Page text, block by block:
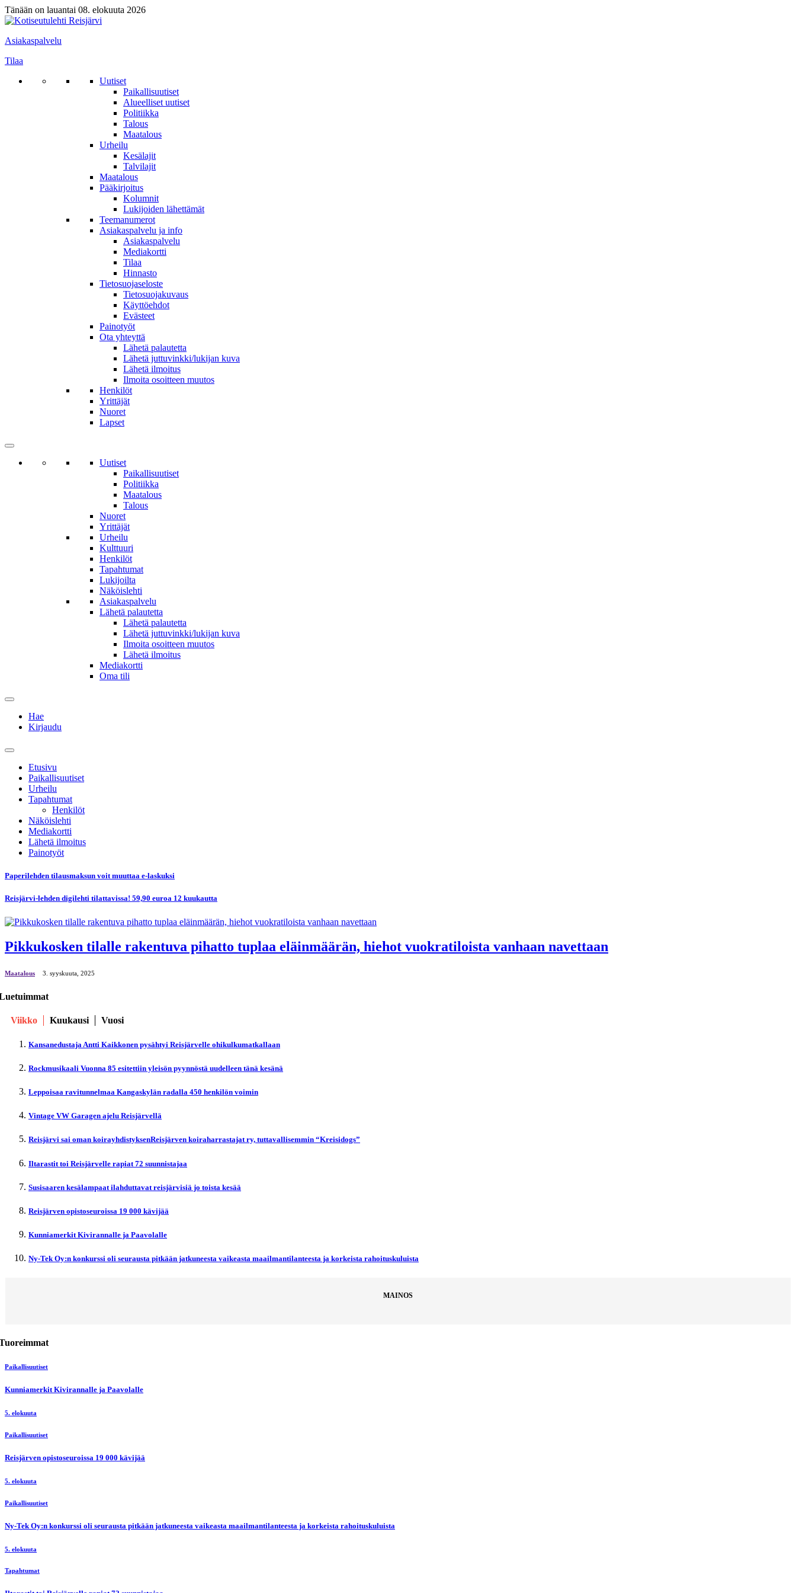
Tänään on lauantai 08. elokuuta 2026
Asiakaspalvelu
Tilaa
Uutiset
Paikallisuutiset
Alueelliset uutiset
Politiikka
Talous
Maatalous
Urheilu
Kesälajit
Talvilajit
Maatalous
Pääkirjoitus
Kolumnit
Lukijoiden lähettämät
Teemanumerot
Asiakaspalvelu ja info
Asiakaspalvelu
Mediakortti
Tilaa
Hinnasto
Tietosuojaseloste
Tietosuojakuvaus
Käyttöehdot
Evästeet
Painotyöt
Ota yhteyttä
Lähetä palautetta
Lähetä juttuvinkki/lukijan kuva
Lähetä ilmoitus
Ilmoita osoitteen muutos
Henkilöt
Yrittäjät
Nuoret
Lapset
Uutiset
Paikallisuutiset
Politiikka
Maatalous
Talous
Nuoret
Yrittäjät
Urheilu
Kulttuuri
Henkilöt
Tapahtumat
Lukijoilta
Näköislehti
Asiakaspalvelu
Lähetä palautetta
Lähetä palautetta
Lähetä juttuvinkki/lukijan kuva
Ilmoita osoitteen muutos
Lähetä ilmoitus
Mediakortti
Oma tili
Hae
Kirjaudu
Etusivu
Paikallisuutiset
Urheilu
Tapahtumat
Henkilöt
Näköislehti
Mediakortti
Lähetä ilmoitus
Painotyöt
Paperilehden tilausmaksun voit muuttaa e-laskuksi
Reisjärvi-lehden digilehti tilattavissa! 59,90 euroa 12 kuukautta
Pikkukosken tilalle rakentuva pihatto tuplaa eläinmäärän, hiehot vuokratiloista vanhaan navettaan
Maatalous 3. syyskuuta, 2025
Viikko Kuukausi Vuosi
Kansanedustaja Antti Kaikkonen pysähtyi Reisjärvelle ohikulkumatkallaan
Rockmusikaali Vuonna 85 esitettiin yleisön pyynnöstä uudelleen tänä kesänä
Leppoisaa ravitunnelmaa Kangaskylän radalla 450 henkilön voimin
Vintage VW Garagen ajelu Reisjärvellä
Reisjärvi sai oman koirayhdistyksenReisjärven koiraharrastajat ry, tuttavallisemmin “Kreisidogs”
Iltarastit toi Reisjärvelle rapiat 72 suunnistajaa
Susisaaren kesälampaat ilahduttavat reisjärvisiä jo toista kesää
Reisjärven opistoseuroissa 19 000 kävijää
Kunniamerkit Kivirannalle ja Paavolalle
Ny-Tek Oy:n konkurssi oli seurausta pitkään jatkuneesta vaikeasta maailmantilanteesta ja korkeista rahoituskuluista
MAINOS
Paikallisuutiset
Kunniamerkit Kivirannalle ja Paavolalle
5. elokuuta
Paikallisuutiset
Reisjärven opistoseuroissa 19 000 kävijää
5. elokuuta
Paikallisuutiset
Ny-Tek Oy:n konkurssi oli seurausta pitkään jatkuneesta vaikeasta maailmantilanteesta ja korkeista rahoituskuluista
5. elokuuta
Tapahtumat